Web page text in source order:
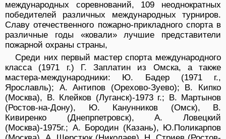
международных соревнований, 109 неоднократных
победителей различных международных турниров.
Славу отечественного пожарно-прикладного спорта в
различные годы «ковали» лучшие представители
пожарной охраны страны,
Среди них первый мастер спорта международного
класса (1971 г.) Г. Заплатин из Омска, а также
мастера-международники: Ю. Бадер (1971 г.,
Ярославль); А. Антипов (Орехово-Зуево); В. Кипко
(Москва), В. Клейков (Луганск)-1973 г.; В. Мартынов
(Ростов-на-Дону), Ю. Канунников (Омск), В.
Кивиренко (Днепрпетровск), А. Ловецкий
(Москва)-1975г.; А. Бородин (Казань), Ю.Поликарпов